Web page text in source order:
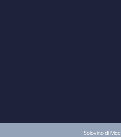
Solovino di